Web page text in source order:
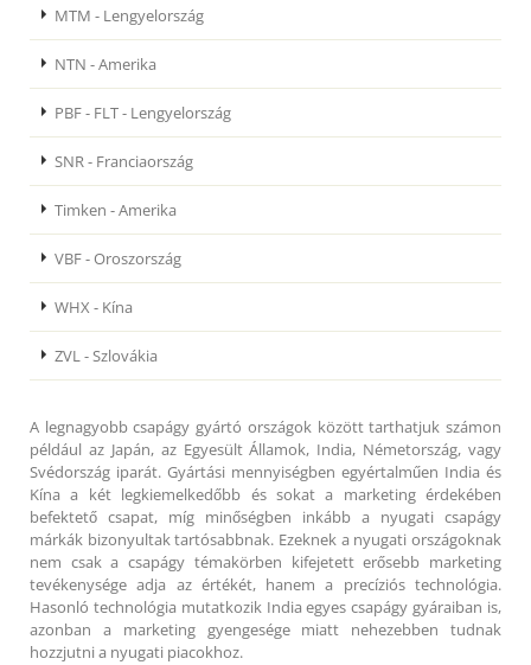
MTM - Lengyelország
NTN - Amerika
PBF - FLT - Lengyelország
SNR - Franciaország
Timken - Amerika
VBF - Oroszország
WHX - Kína
ZVL - Szlovákia
A legnagyobb csapágy gyártó országok között tarthatjuk számon
például az Japán, az Egyesült Államok, India, Németország, vagy
Svédország iparát. Gyártási mennyiségben egyértalműen India és
Kína a két legkiemelkedőbb és sokat a marketing érdekében
befektető csapat, míg minőségben inkább a nyugati csapágy
márkák bizonyultak tartósabbnak. Ezeknek a nyugati országoknak
nem csak a csapágy témakörben kifejetett erősebb marketing
tevékenysége adja az értékét, hanem a precíziós technológia.
Hasonló technológia mutatkozik India egyes csapágy gyáraiban is,
azonban a marketing gyengesége miatt nehezebben tudnak
hozzjutni a nyugati piacokhoz.